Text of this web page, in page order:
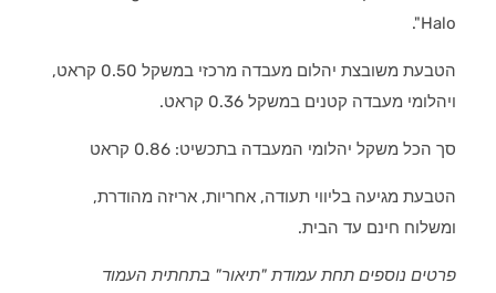
Halo".
הטבעת משובצת יהלום מעבדה מרכזי במשקל 0.50 קראט,
ויהלומי מעבדה קטנים במשקל 0.36 קראט.
סך הכל משקל יהלומי המעבדה בתכשיט: 0.86 קראט
הטבעת מגיעה בליווי תעודה, אחריות, אריזה מהודרת,
ומשלוח חינם עד הבית.
פרטים נוספים תחת עמודת "תיאור" בתחתית העמוד